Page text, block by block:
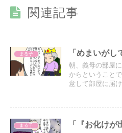
関連記事
まる子 「めまいがし
朝、義母の部屋
からということ
意して部屋に届
まる子 「『お化けが